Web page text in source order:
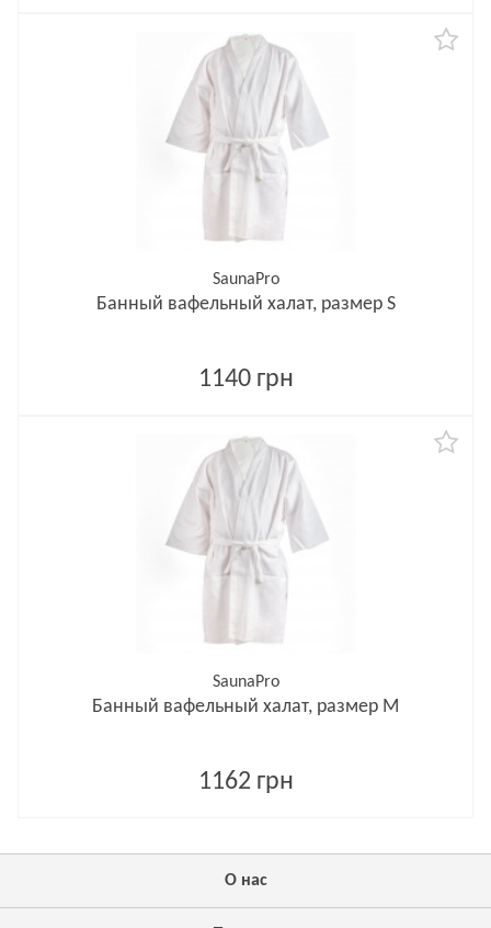
SaunaPro
Банный вафельный халат, размер S
1140 грн
SaunaPro
Банный вафельный халат, размер М
1162 грн
О нас